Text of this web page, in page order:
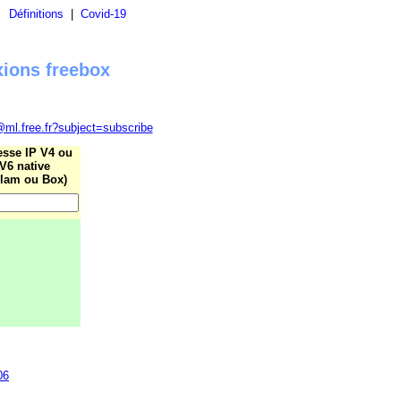
Définitions Covid-19
freebox
IP V4 ou
V6 native
ou Box)